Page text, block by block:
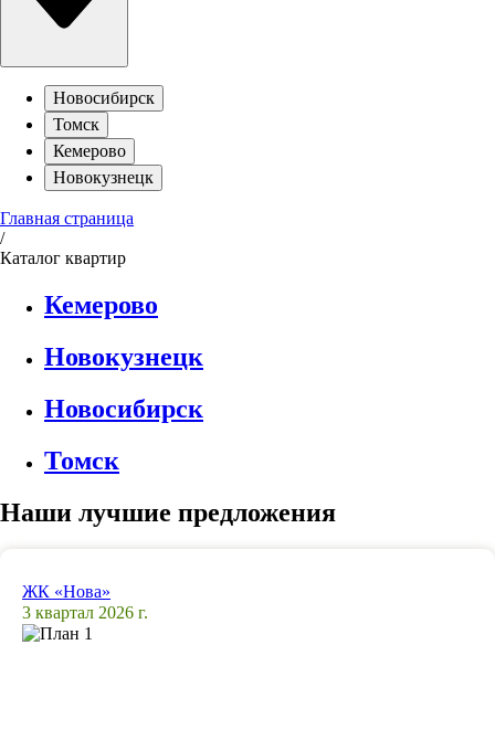
Новосибирск
Томск
Кемерово
Новокузнецк
Главная страница
/
Каталог квартир
Кемерово
Новокузнецк
Новосибирск
Томск
Наши лучшие предложения
ЖК «Нова»
3 квартал 2026 г.